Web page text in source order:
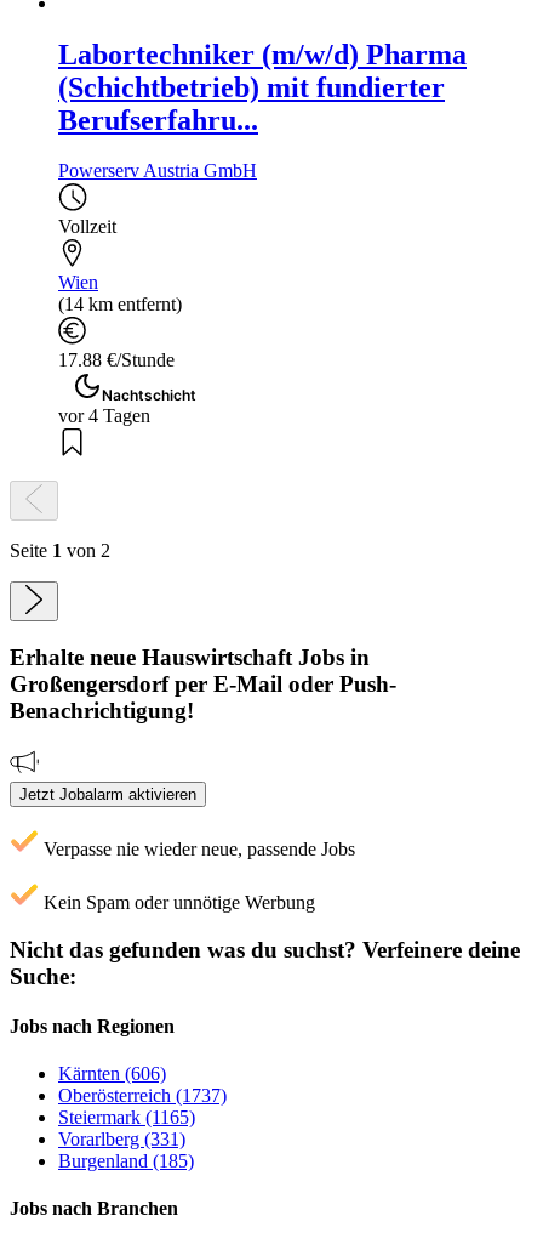
Labortechniker (m/w/d) Pharma
(Schichtbetrieb) mit fundierter
Berufserfahru...
Powerserv Austria GmbH
Vollzeit
Wien
(14 km entfernt)
17.88 €/Stunde
Nachtschicht
vor 4 Tagen
Seite 1 von 2
Erhalte neue Hauswirtschaft Jobs in
Großengersdorfper E-Mail oder Push-
Benachrichtigung!
Jetzt Jobalarm aktivieren
Verpasse nie wieder neue, passende Jobs
Kein Spam oder unnötige Werbung
Nicht das gefunden was du suchst? Verfeinere deine
Suche:
Jobs nach Regionen
Kärnten (606)
Oberösterreich (1737)
Steiermark (1165)
Vorarlberg (331)
Burgenland (185)
Jobs nach Branchen